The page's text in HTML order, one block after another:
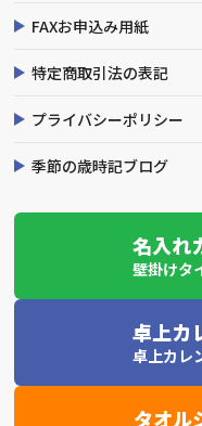
FAXお申込み用紙
特定商取引法の表記
プライバシーポリシー
季節の歳時記ブログ
名入れ
壁掛けタ
卓上カ
卓上カレ
タオル